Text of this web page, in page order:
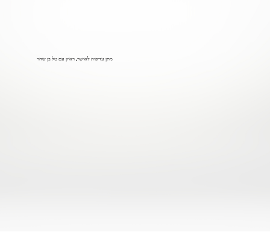
מתן עדיפות לאושר, ראיון עם טל בן שחר